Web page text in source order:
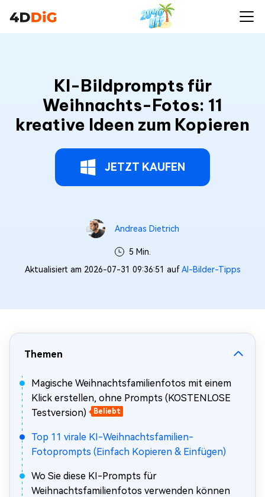
KI-Bildprompts für
Weihnachts-Fotos: 11
kreative Ideen zum Kopieren
JETZT KAUFEN
Andreas Dietrich
5 Min.
Aktualisiert am 2026-07-31 09:36:51 aufAI-Bilder-Tipps
Themen
Magische Weihnachtsfamilienfotos mit einem
Klick erstellen, ohne Prompts (KOSTENLOSE
Testversion)
Beliebt
Top 11 virale KI-Weihnachtsfamilien-
Fotoprompts (Einfach Kopieren & Einfügen)
Wo Sie diese KI-Prompts für
Weihnachtsfamilienfotos verwenden können